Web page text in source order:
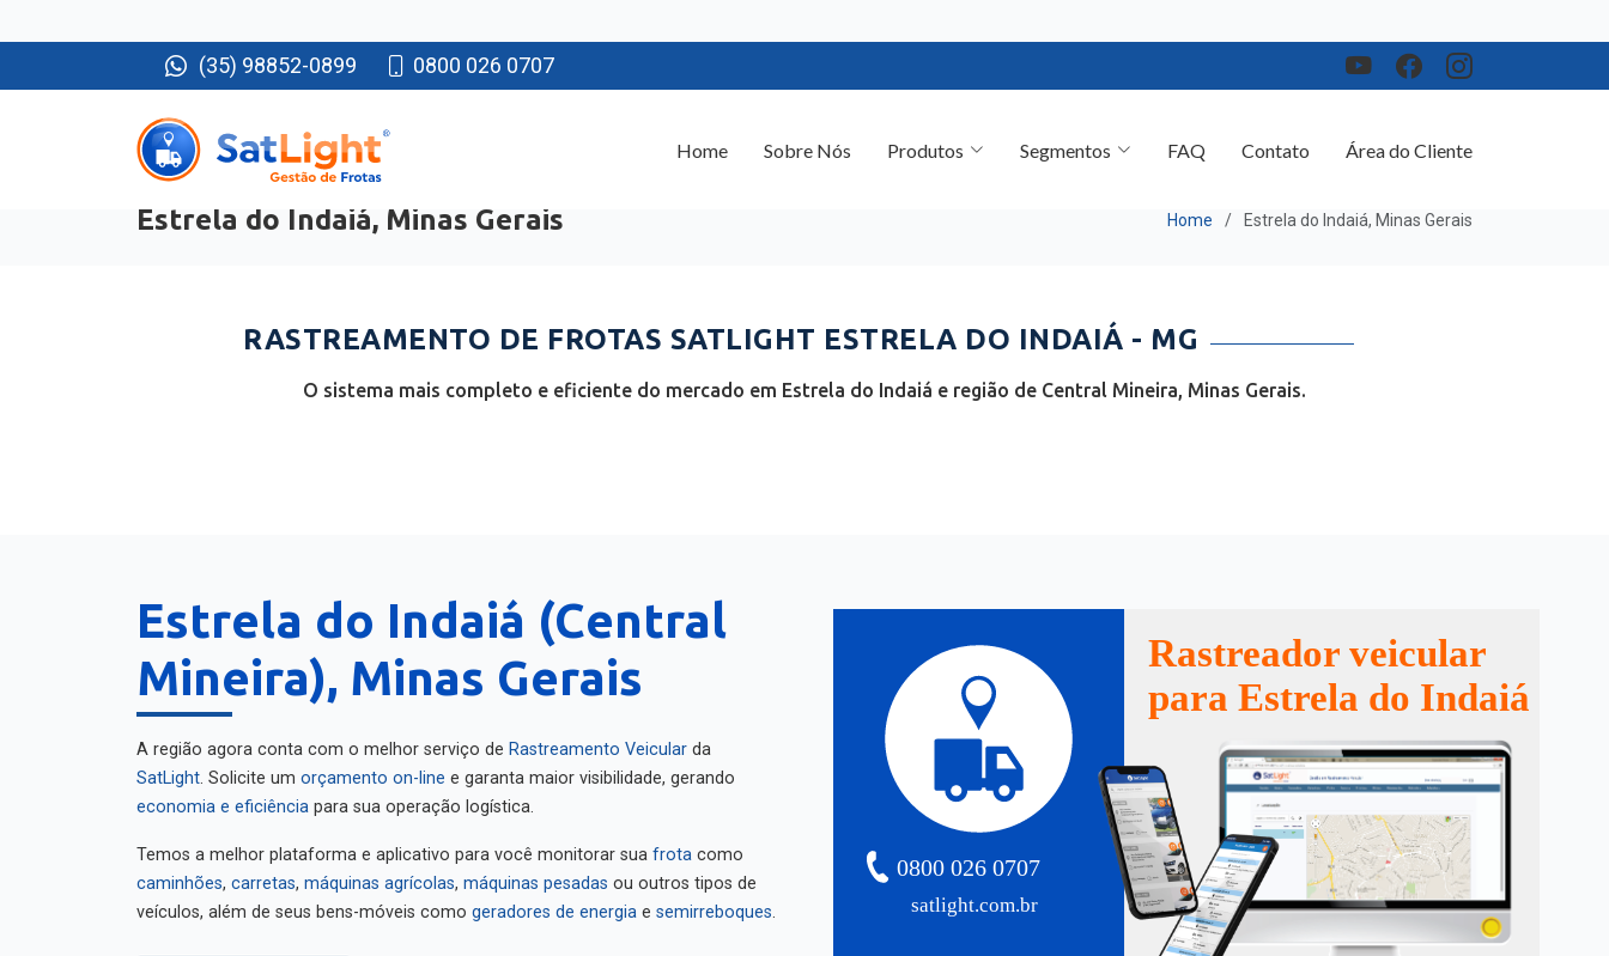
Estrela do Indaiá, Minas Gerais Home Estrela do Indaiá, Minas Gerais
RASTREAMENTO DE FROTAS SATLIGHT ESTRELA DO INDAIÁ - MG
O sistema mais completo e eficiente do mercado em Estrela do Indaiá e região de Central Mineira, Minas Gerais.
Estrela do Indaiá (Central
Mineira), Minas Gerais
A região agora conta com o melhor serviço de Rastreamento Veicular da
SatLight . Solicite um orçamento on-line e garanta maior visibilidade, gerando
economia e eficiência para sua operação logística.
Temos a melhor plataforma e aplicativo para você monitorar sua frota como
caminhões carretas máquinas agrícolas máquinas pesadas ou outros tipos de
veículos, além de seus bens-móveis como geradores de energia e semirreboques satlight.com.br
0800 026 0707
Rastreador veicular
para Estrela do Indaiá